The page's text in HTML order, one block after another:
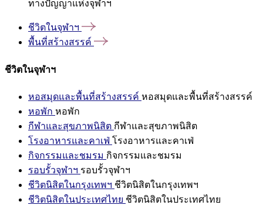
ทางปัญญาแห่งจุฬาฯ
ชีวิตในจุฬาฯ
พื้นที่สร้างสรรค์
ชีวิตในจุฬาฯ
หอสมุดและพื้นที่สร้างสรรค์ หอสมุดและพื้นที่สร้างสรรค์
หอพัก หอพัก
กีฬาและสุขภาพนิสิต กีฬาและสุขภาพนิสิต
โรงอาหารและคาเฟ่ โรงอาหารและคาเฟ่
กิจกรรมและชมรม กิจกรรมและชมรม
รอบรั้วจุฬาฯ รอบรั้วจุฬาฯ
ชีวิตนิสิตในกรุงเทพฯ ชีวิตนิสิตในกรุงเทพฯ
ชีวิตนิสิตในประเทศไทย ชีวิตนิสิตในประเทศไทย